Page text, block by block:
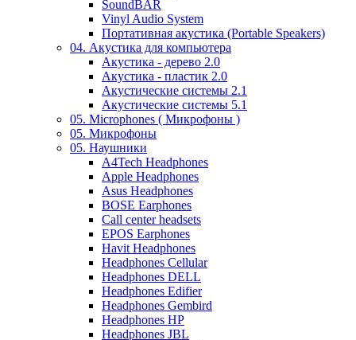
SoundBAR
Vinyl Audio System
Портативная акустика (Portable Speakers)
04. Акустика для компьютера
Акустика - дерево 2.0
Акустика - пластик 2.0
Акустические системы 2.1
Акустические системы 5.1
05. Microphones ( Микрофоны )
05. Микрофоны
05. Наушники
A4Tech Headphones
Apple Headphones
Asus Headphones
BOSE Earphones
Call center headsets
EPOS Earphones
Havit Headphones
Headphones Cellular
Headphones DELL
Headphones Edifier
Headphones Gembird
Headphones HP
Headphones JBL